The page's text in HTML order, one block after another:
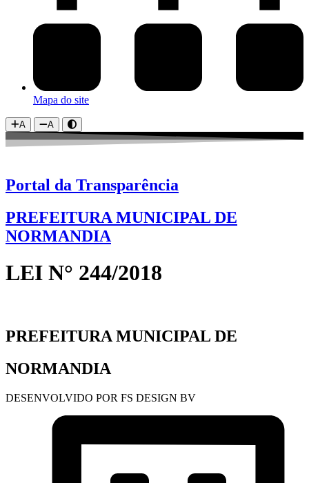
Mapa do site
A A
Portal da Transparência
PREFEITURA MUNICIPAL DE
NORMANDIA
LEI N° 244/2018
PREFEITURA MUNICIPAL DE
NORMANDIA
DESENVOLVIDO POR FS DESIGN BV